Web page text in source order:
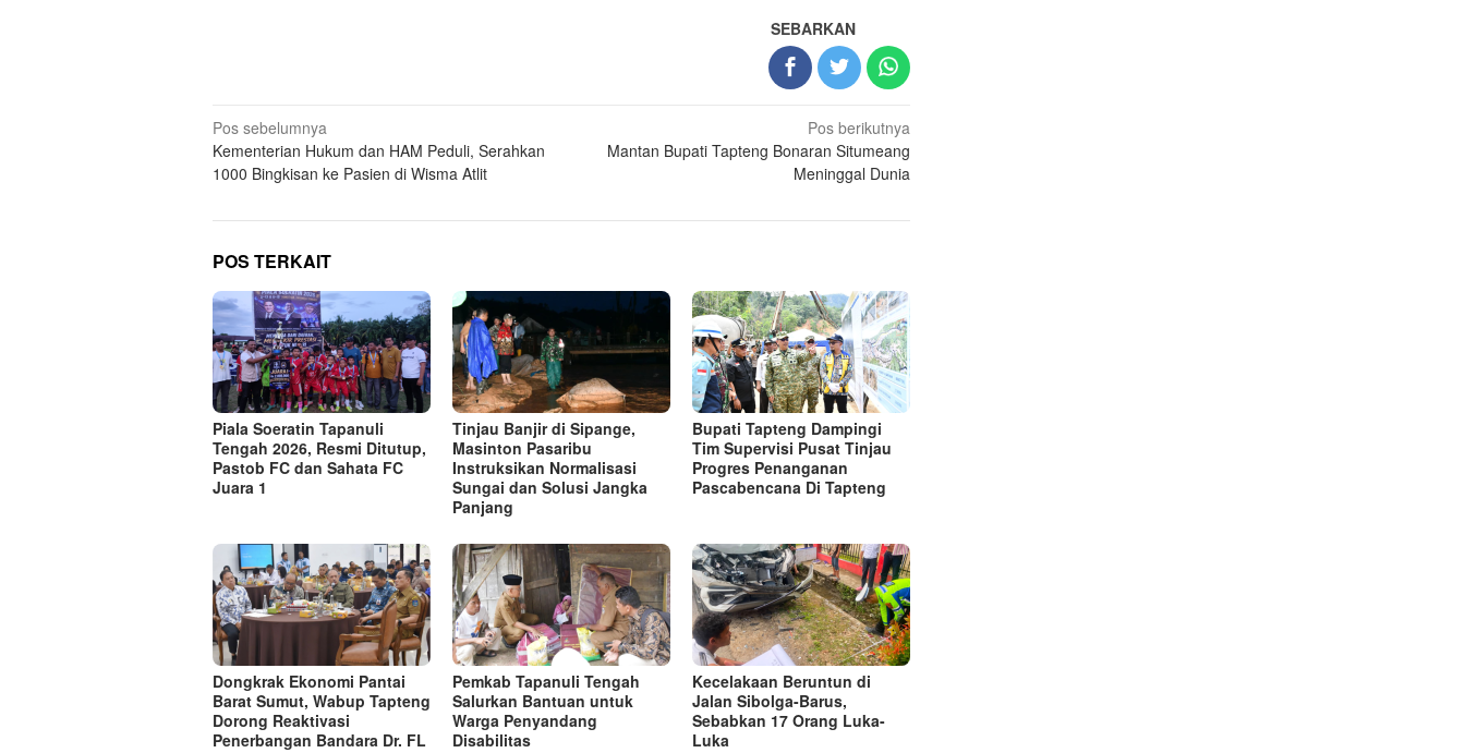
SEBARKAN
Navigasi
pos
Pos sebelumnya
Kementerian Hukum dan HAM Peduli, Serahkan
1000 Bingkisan ke Pasien di Wisma Atlit
Pos berikutnya
Mantan Bupati Tapteng Bonaran Situmeang
Meninggal Dunia
POS TERKAIT
Piala Soeratin Tapanuli
Tengah 2026, Resmi Ditutup,
Pastob FC dan Sahata FC
Juara 1
Tinjau Banjir di Sipange,
Masinton Pasaribu
Instruksikan Normalisasi
Sungai dan Solusi Jangka
Panjang
Bupati Tapteng Dampingi
Tim Supervisi Pusat Tinjau
Progres Penanganan
Pascabencana Di Tapteng
Dongkrak Ekonomi Pantai
Barat Sumut, Wabup Tapteng
Dorong Reaktivasi
Penerbangan Bandara Dr. FL
Pemkab Tapanuli Tengah
Salurkan Bantuan untuk
Warga Penyandang
Disabilitas
Kecelakaan Beruntun di
Jalan Sibolga-Barus,
Sebabkan 17 Orang Luka-
Luka